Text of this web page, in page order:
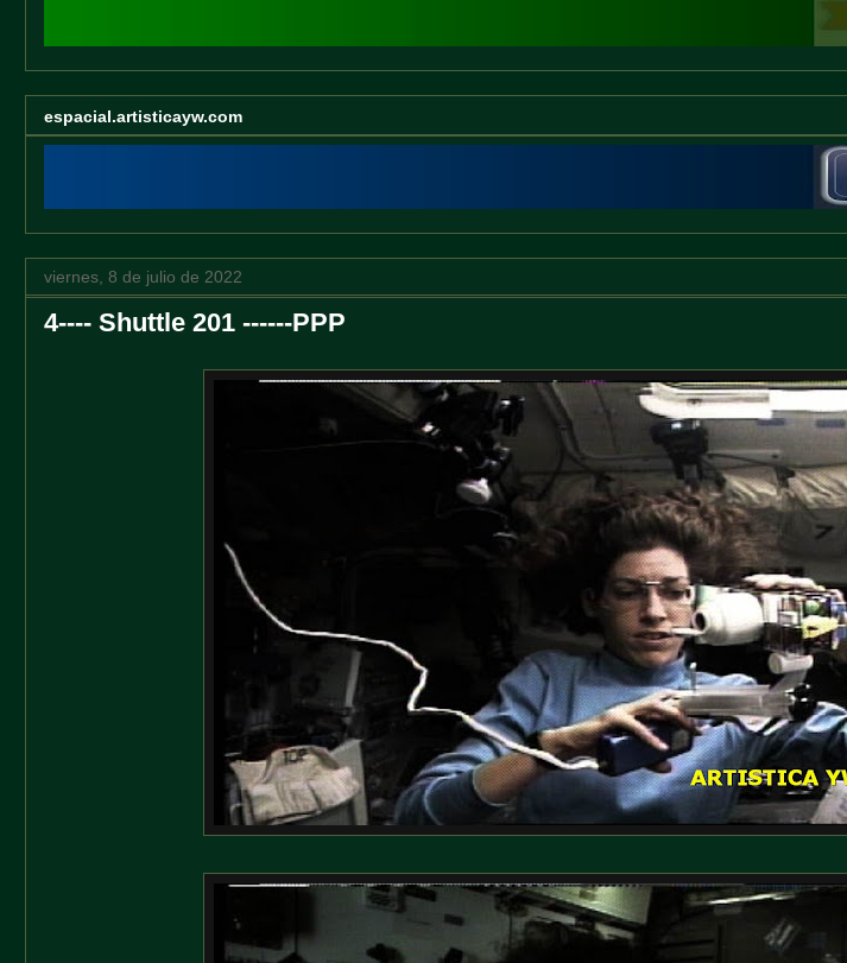
espacial.artisticayw.com
viernes, 8 de julio de 2022
4---- Shuttle 201 ------PPP